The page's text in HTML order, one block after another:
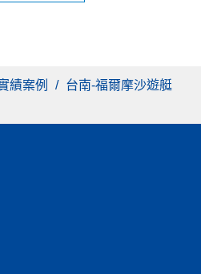
績案例 / 台南-福爾摩沙遊艇